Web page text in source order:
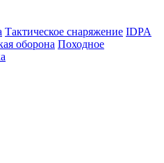
Тактическое снаряжение IDPA
оборона Походное